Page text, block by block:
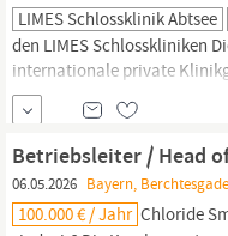
LIMES Schlossklinik Abtsee
den LIMES Schlosskliniken
internationale private
Psychotherapie und
individuellen Therapieansatz
ganzheitliche Genesung
wir neben der
Betriebsleiter / Head
06.05.2026 Bayern,
100.000 € / Jahr Chloride